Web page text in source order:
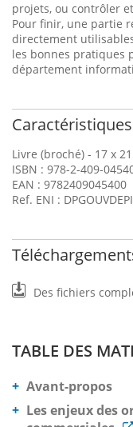
projets, ou contrôler
Pour finir, une partie
directement
les bonnes pratiques
département
Caractéristiques
Livre (broché) - 17 x
ISBN : 978-2-409-
EAN : 9782409045400
Ref. ENI :
Des fichiers
TABLE DES
Avant-propos
Les enjeux des